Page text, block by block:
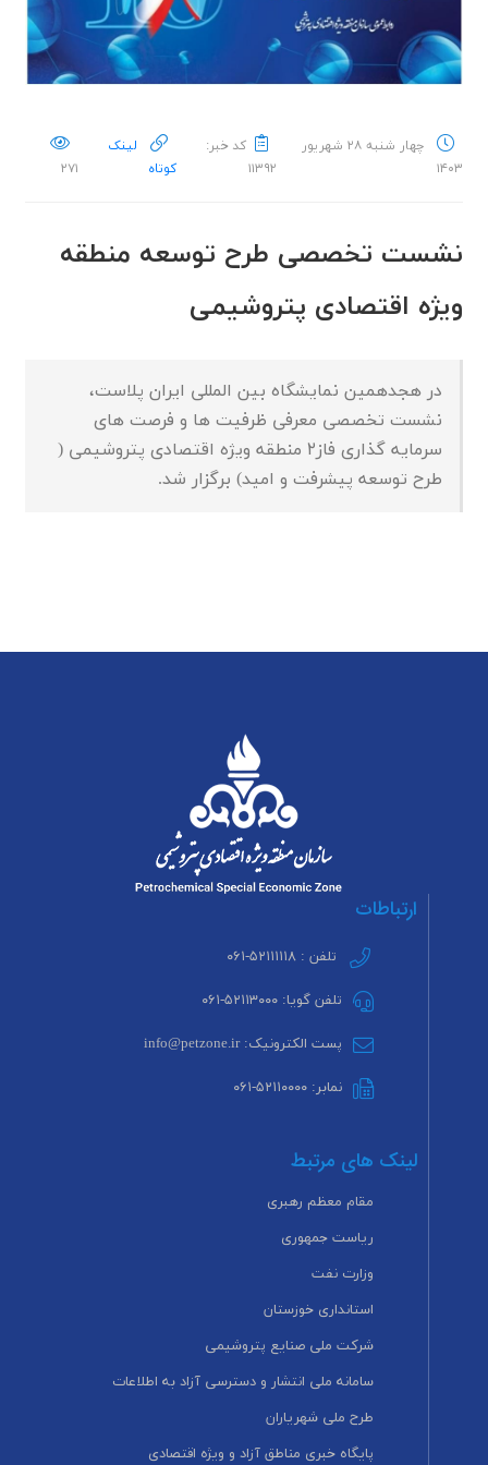
چهار شنبه ۲۸ شهریور
۱۴۰۳
کد خبر:
۱۱۳۹۲
لینک
کوتاه
۲۷۱
نشست تخصصی طرح توسعه منطقه
ویژه اقتصادی پتروشیمی
در هجدهمین نمایشگاه بین المللی ایران پلاست،
نشست تخصصی معرفی ظرفیت ها و فرصت های
سرمایه گذاری فاز۲ منطقه ویژه اقتصادی پتروشیمی (
طرح توسعه پیشرفت و امید) برگزار شد.
ارتباطات
تلفن : ۵۲۱۱۱۱۱۸-۰۶۱
تلفن گویا: ۵۲۱۱۳۰۰۰-۰۶۱
پست الکترونیک: info@petzone.ir
نمابر: ۵۲۱۱۰۰۰۰-۰۶۱
لینک های مرتبط
مقام معظم رهبری
ریاست جمهوری
وزارت نفت
استانداری خوزستان
شرکت ملی صنایع پتروشیمی
سامانه ملی انتشار و دسترسی آزاد به اطلاعات
طرح ملی شهریاران
پایگاه خبری مناطق آزاد و ویژه اقتصادی